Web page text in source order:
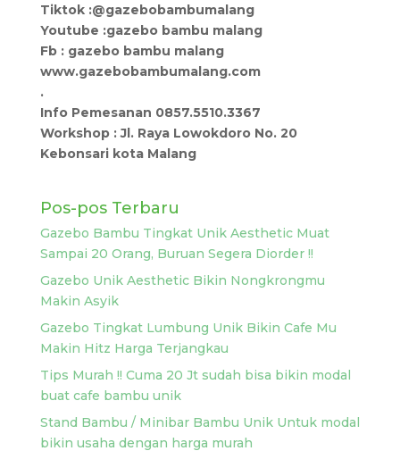
Tiktok :@gazebobambumalang
Youtube :gazebo bambu malang
Fb : gazebo bambu malang
www.gazebobambumalang.com
.
Info Pemesanan 0857.5510.3367
Workshop : Jl. Raya Lowokdoro No. 20
Kebonsari kota Malang
Pos-pos Terbaru
Gazebo Bambu Tingkat Unik Aesthetic Muat
Sampai 20 Orang, Buruan Segera Diorder !!
Gazebo Unik Aesthetic Bikin Nongkrongmu
Makin Asyik
Gazebo Tingkat Lumbung Unik Bikin Cafe Mu
Makin Hitz Harga Terjangkau
Tips Murah !! Cuma 20 Jt sudah bisa bikin modal
buat cafe bambu unik
Stand Bambu / Minibar Bambu Unik Untuk modal
bikin usaha dengan harga murah